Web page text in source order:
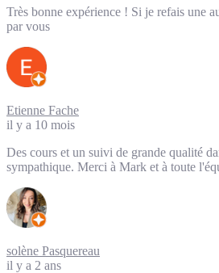
Très bonne expérience ! Si je refais une
par vous
Etienne Fache
il y a 10 mois
Des cours et un suivi de grande qualité
sympathique. Merci à Mark et à toute
solène Pasquereau
il y a 2 ans